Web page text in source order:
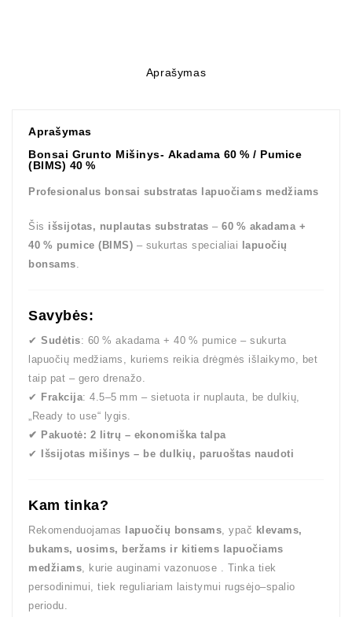
Aprašymas
Aprašymas
Bonsai Grunto Mišinys- Akadama 60 % / Pumice
(BIMS) 40 %
Profesionalus bonsai substratas lapuočiams medžiams
Šis išsijotas, nuplautas substratas – 60 % akadama +
40 % pumice (BIMS) – sukurtas specialiai
lapuočių
bonsams.
Savybės:
✔ Sudėtis: 60 % akadama + 40 % pumice – sukurta
lapuočių medžiams, kuriems reikia drėgmės išlaikymo, bet
taip pat – gero drenažo.
✔ Frakcija: 4.5–5 mm – sietuota ir nuplauta, be dulkių,
„Ready to use“ lygis.
✔ Pakuotė: 2 litrų – ekonomiška talpa
✔
Išsijotas mišinys – be dulkių, paruoštas naudoti
Kam tinka?
Rekomenduojamas lapuočių bonsams, ypač klevams,
bukams, uosims, beržams ir kitiems lapuočiams
medžiams, kurie auginami vazonuose . Tinka tiek
persodinimui, tiek reguliariam laistymui rugsėjo–spalio
periodu.